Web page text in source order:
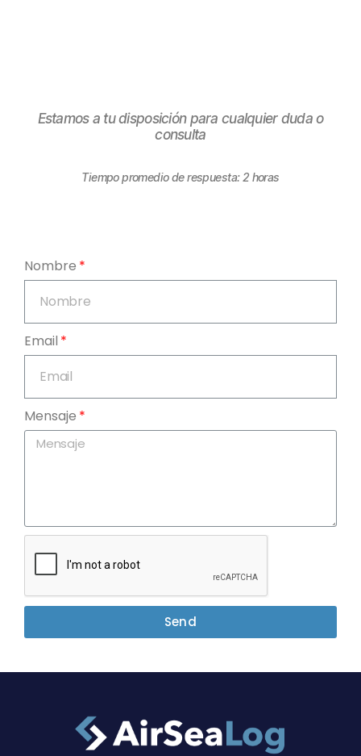
Estamos a tu disposición para cualquier duda o
consulta
Tiempo promedio de respuesta: 2 horas
Nombre
Email
Mensaje
Send